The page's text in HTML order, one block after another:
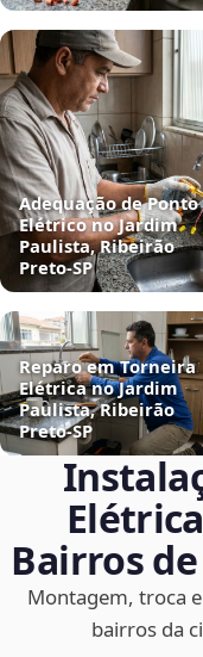
Adequação de Ponto
Elétrico no Jardim
Paulista, Ribeirão
Preto‑SP
Reparo em Torneira
Elétrica no Jardim
Paulista, Ribeirão
Preto‑SP
Bairros de
Montagem, troca
bairros da